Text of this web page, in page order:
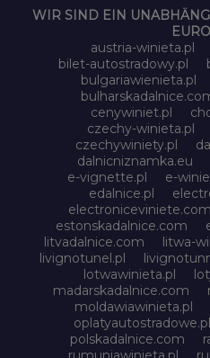
WIR SIND EIN
austria-winieta.pl
bilet-autostradowy.pl
bulgariawienieta.pl
cenywiniet.pl
czechy-winieta.pl
czechywiniety.pl
dalnicniznamka.eu
e-vignette.pl
e-
edalnice.pl
electroniceviniete.com
estonskadalnice.com
litvadalnice.com
litwa-
livignotunel.pl
lotwawinieta.pl
madarskadalnice.com
moldawiawinieta.pl
oplatyautostradowe.pl
polskadalnice.com